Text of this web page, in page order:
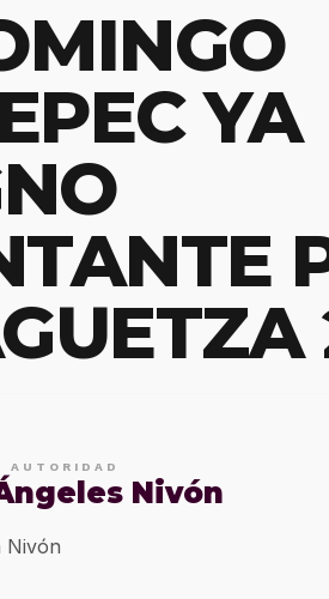
YA
AUTORIDAD
Nivón
Nivón